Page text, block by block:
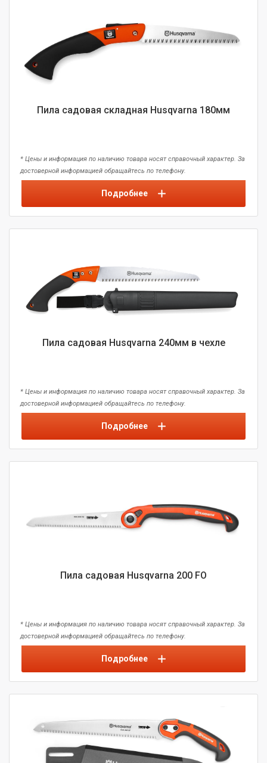
Пила садовая складная Husqvarna 180мм
* Цены и информация по наличию товара носят справочный характер. За
достоверной информацией обращайтесь по телефону.
Подробнее
Пила садовая Husqvarna 240мм в чехле
* Цены и информация по наличию товара носят справочный характер. За
достоверной информацией обращайтесь по телефону.
Подробнее
Пила садовая Husqvarna 200 FO
* Цены и информация по наличию товара носят справочный характер. За
достоверной информацией обращайтесь по телефону.
Подробнее